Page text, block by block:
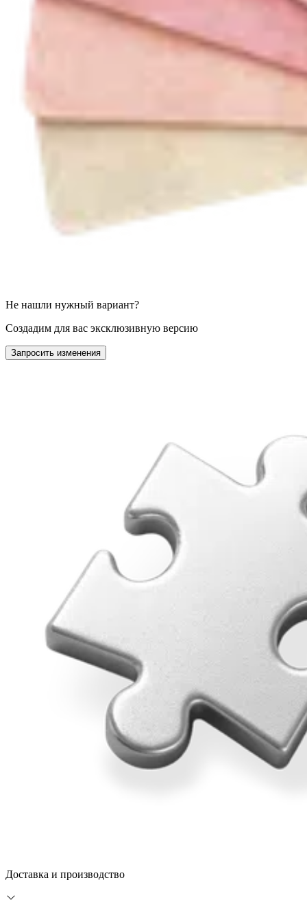
Не нашли нужный вариант?
Создадим для вас эксклюзивную версию
Запросить изменения
Доставка и производство